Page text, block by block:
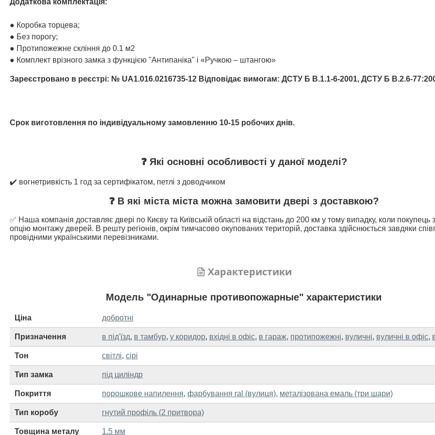
Додаткова комплектація:
● Коробка торцева;
● Без порогу;
● Протипожежне скління до 0.1 м2
● Комплект врізного замка з функцією "Антипаніка" і «Ручкою – штангою»
Зареєстровано в реєстрі: № UA1.016.0216735-12 Відповідає вимогам: ДСТУ Б В.1.1-6-2001, ДСТУ Б В.2.6-
Срок виготовлення по індивідуальному замовленню 10-15 робочих днів.
❓ Які основні особливості у даної моделі?
✔️ вогнетривкість 1 год за сертифікатом, петлі з доводчиком
❓ В які міста міста можна замовити двері з доставкою?
✅ Наша компанія доставляє двері по Києву та Київській області на відстань до 200 км у тому випадку, коли покупець
опцію монтажу дверей. В решту регіонів, окрім тимчасово окупованих територій, доставка здійснюється завдяки
провідними українськими перевізниками.
Характеристики
Модель "Одинарные противопожарные" характеристики
Ціна добротні
Призначення в під'їзд, в тамбур, у коридор, вхідні в офіс, в гараж, протипожежні, вуличні, вуличні в офіс,
Тон світлі, сірі
Тип замка під циліндр
Покриття порошкове напилення, фарбування ral (вулиця), металізована емаль (три шари)
Тип коробу гнутий профіль (2 притвора)
Товщина металу 1.5 мм